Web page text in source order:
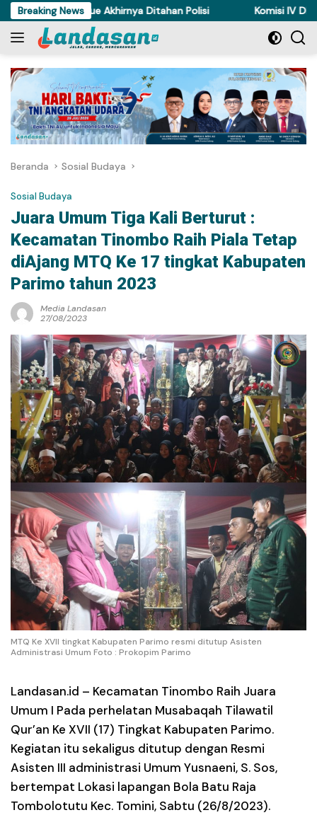
Langsung
ke
konten
Breaking News
di Torue Akhirnya Ditahan Polisi Komisi IV DPRD
Beranda Sosial Budaya
Sosial Budaya
Juara Umum Tiga Kali Berturut :
Kecamatan Tinombo Raih Piala Tetap
diAjang MTQ Ke 17 tingkat Kabupaten
Parimo tahun 2023
Media Landasan
27/08/2023
MTQ Ke XVII tingkat Kabupaten Parimo resmi ditutup Asisten
Administrasi Umum Foto : Prokopim Parimo
Landasan.id – Kecamatan Tinombo Raih Juara
Umum I Pada perhelatan Musabaqah Tilawatil
Qur’an Ke XVII (17) Tingkat Kabupaten Parimo.
Kegiatan itu sekaligus ditutup dengan Resmi
Asisten III administrasi Umum Yusnaeni, S. Sos,
bertempat Lokasi lapangan Bola Batu Raja
Tombolotutu Kec. Tomini, Sabtu (26/8/2023).